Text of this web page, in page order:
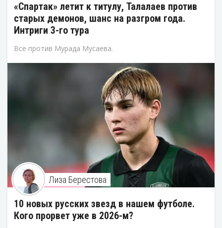
«Спартак» летит к титулу, Талалаев против
старых демонов, шанс на разгром года.
Интриги 3-го тура
Все против Мурада Мусаева.
Лиза Берестова
10 новых русских звезд в нашем футболе.
Кого прорвет уже в 2026-м?